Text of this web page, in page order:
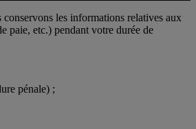
les informations relatives aux
paie, etc.) pendant votre durée de
pénale) ;